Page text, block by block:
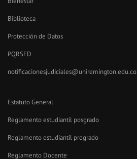
Biblioteca
Protección de Datos
PQRSFD
notificacionesjudiciales@uniremington.edu.co
Estatuto General
Reglamento estudiantil posgrado
Reglamento estudiantil pregrado
Reglamento Docente